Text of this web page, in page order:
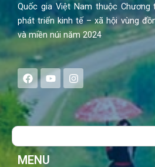
Quốc gia Việt Nam thuộc
phát triển kinh tế – xã hội vùng
và miền núi năm 2024
F
a
e
b
o
Y
o
t
b
I
n
s
a
g
Search
MENU